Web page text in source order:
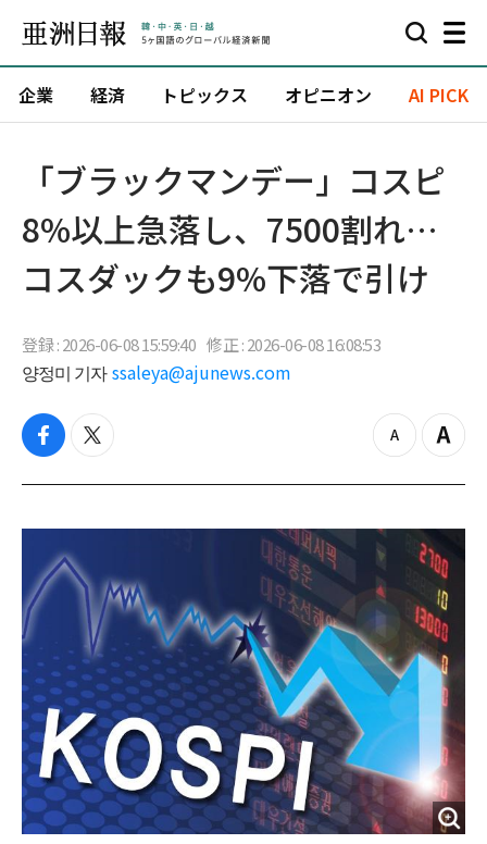
企業 経済 トピックス オピニオン AI PICK
「ブラックマンデー」コスピ
8%以上急落し、7500割れ…
コスダックも9%下落で引け
登録 : 2026-06-08 15:59:40 修正 : 2026-06-08 16:08:53
양정미 기자 ssaleya@ajunews.com
f
c
b
o
k
t
i
t
z
o
o
Z
o
i
n